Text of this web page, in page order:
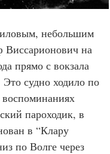
небольшим
Виссарионович на
прямо с вокзала
судно ходило по
пароходик, в
в “Клару
по Волге через